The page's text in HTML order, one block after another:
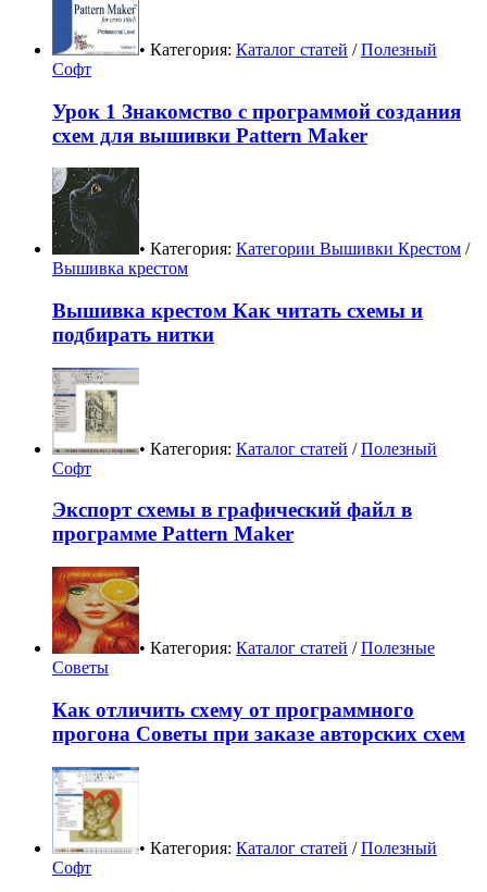
• Категория: Каталог статей /Полезный
Софт
Урок 1 Знакомство с программой создания
схем для вышивки Pattern Maker
• Категория: Категории Вышивки Крестом /
Вышивка крестом
Вышивка крестом Как читать схемы и
подбирать нитки
• Категория: Каталог статей /Полезный
Софт
Экспорт схемы в графический файл в
программе Pattern Maker
• Категория: Каталог статей /Полезные
Советы
Как отличить схему от программного
прогона Советы при заказе авторских схем
• Категория: Каталог статей /Полезный
Софт